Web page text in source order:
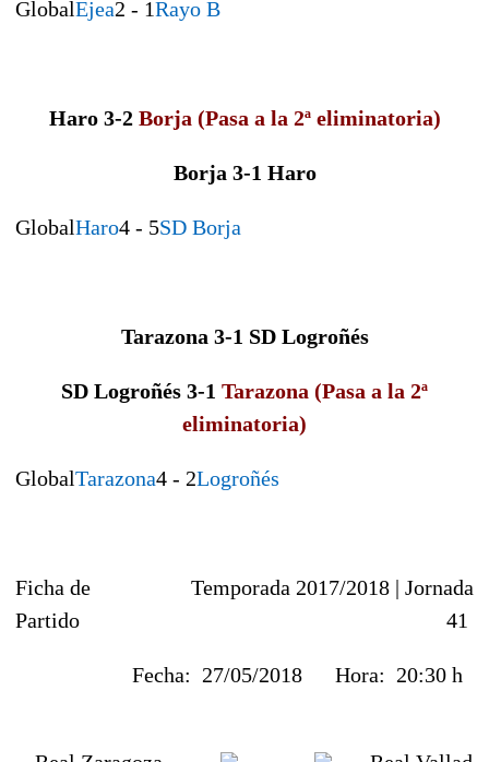
GlobalEjea2 - 1Rayo B
Haro 3-2 Borja (Pasa a la 2ª eliminatoria)
Borja 3-1 Haro
GlobalHaro4 - 5SD Borja
Tarazona 3-1 SD Logroñés
SD Logroñés 3-1 Tarazona (Pasa a la 2ª
eliminatoria)
GlobalTarazona4 - 2Logroñés
Ficha de
Partido
Temporada 2017/2018 | Jornada
41
Fecha: 27/05/2018 Hora: 20:30 h